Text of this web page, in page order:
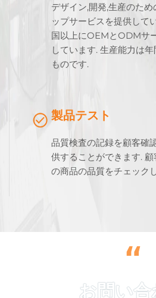
デザイン,開発,生産のため
ップサービスを提供して
国以上にOEMとODMサ
しています. 生産能力は
ものです.
製品テスト
品質検査の記録を顧客確
供することができます. 顧
の商品の品質をチェック
“